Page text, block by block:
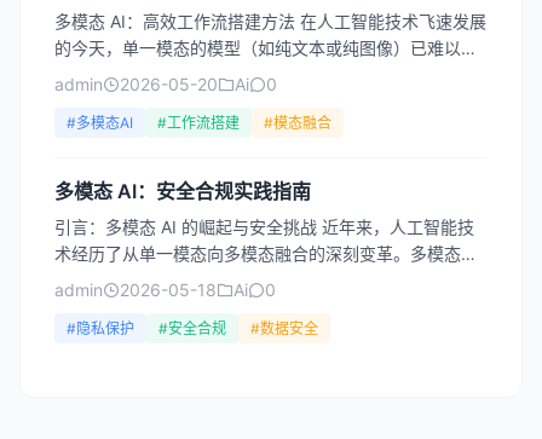
多模态 AI：高效工作流搭建方法 在人工智能技术飞速发展
的今天，单一模态的模型（如纯文本或纯图像）已难以满
足复杂场景下的需求。多模态 AI，即能够同时处理文
admin 2026-05-20 Ai 0
#多模态AI #工作流搭建 #模态融合
多模态 AI：安全合规实践指南
引言：多模态 AI 的崛起与安全挑战 近年来，人工智能技
术经历了从单一模态向多模态融合的深刻变革。多模态
AI，即能够同时处理文本、图像、音频、视频等多种数据
admin 2026-05-18 Ai 0
#隐私保护 #安全合规 #数据安全